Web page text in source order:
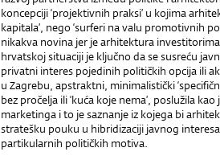
koncepciji ‘projektivnih praksi’ u kojima
kapitala’, nego ‘surferi na valu promotivnih
nikakva novina jer je arhitektura
hrvatskoj situaciji je ključno da se susreću
privatni interes pojedinih političkih opcija ili
u Zagrebu, apstraktni, minimalistički
bez pročelja ili ‘kuća koje nema’, poslužila
marketinga i to je saznanje iz kojega bi
stratešku pouku u hibridizaciji javnog
partikularnih političkih motiva.